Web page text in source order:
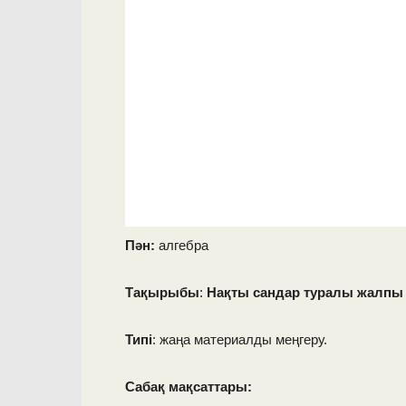
Пән: алгебра
Тақырыбы: Нақты сандар туралы жалпы
Типі: жаңа материалды меңгеру.
Сабақ мақсаттары: